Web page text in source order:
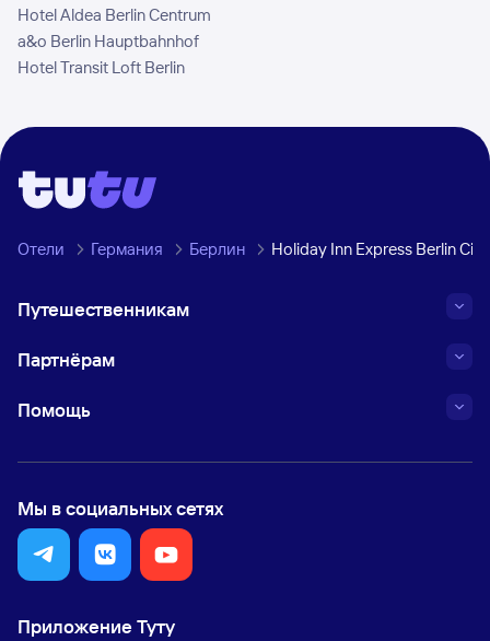
Hotel Aldea Berlin Centrum
a&o Berlin Hauptbahnhof
Hotel Transit Loft Berlin
Отели Германия Берлин Holiday Inn Express Berlin
Путешественникам
Партнёрам
Помощь
Мы в социальных сетях
Приложение Туту